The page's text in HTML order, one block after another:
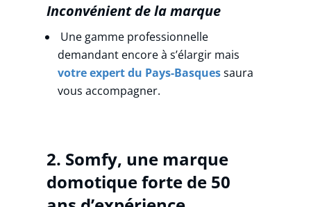
Inconvénient de la marque
Une gamme professionnelle
demandant encore à s’élargir mais
votre expert du Pays-Basquessaura
vous accompagner.
2. Somfy, une marque
domotique forte de 50